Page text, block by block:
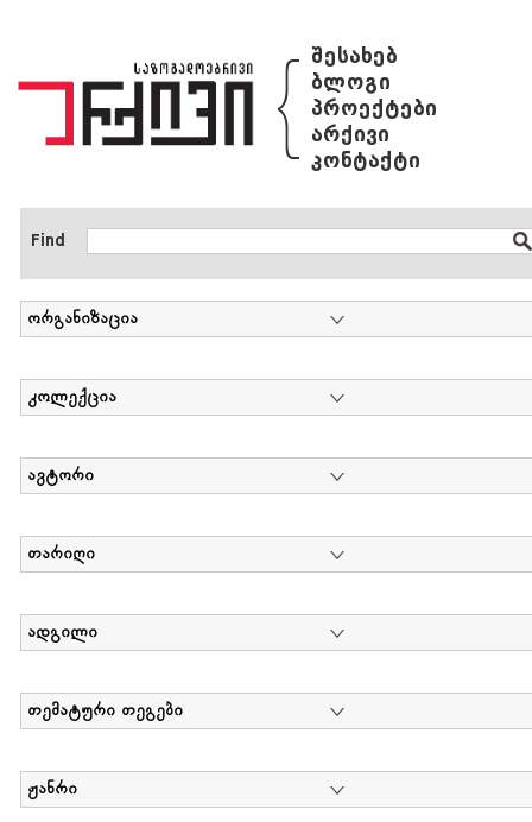
{ შესახებ
ბლოგი
პროექტები
არქივი
კონტაქტი
Find
ორგანიზაცია
კოლექცია
ავტორი
თარიღი
ადგილი
თემატური თეგები
ჟანრი